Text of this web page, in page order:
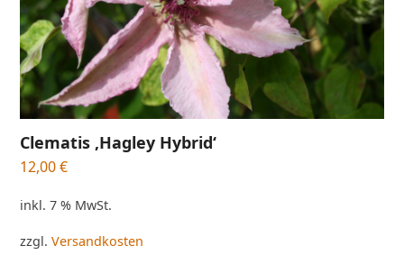
Clematis ‚Hagley Hybrid‘
12,00€
inkl. 7 % MwSt.
zzgl.Versandkosten